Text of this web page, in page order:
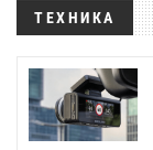
ТЕХНИКА